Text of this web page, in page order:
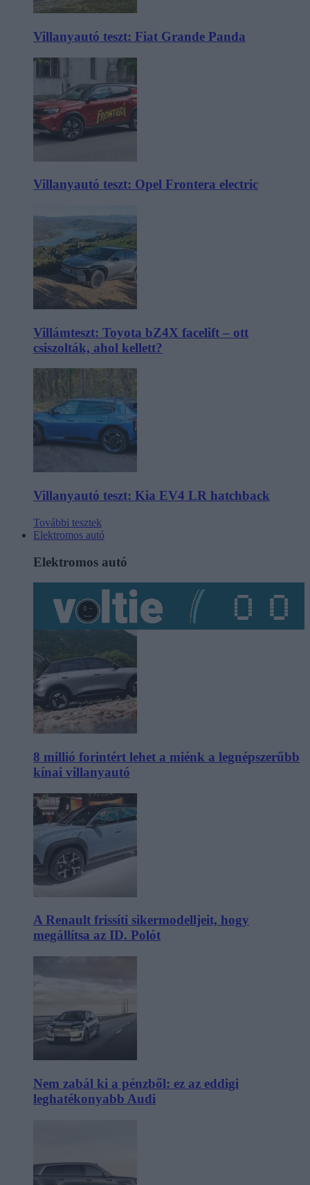
Villanyautó teszt: Fiat Grande Panda
Villanyautó teszt: Opel Frontera electric
Villámteszt: Toyota bZ4X facelift – ott
csiszolták, ahol kellett?
Villanyautó teszt: Kia EV4 LR hatchback
További tesztek
Elektromos autó
Elektromos autó
8 millió forintért lehet a miénk a legnépszerűbb
kínai villanyautó
A Renault frissíti sikermodelljeit, hogy
megállítsa az ID. Polót
Nem zabál ki a pénzből: ez az eddigi
leghatékonyabb Audi